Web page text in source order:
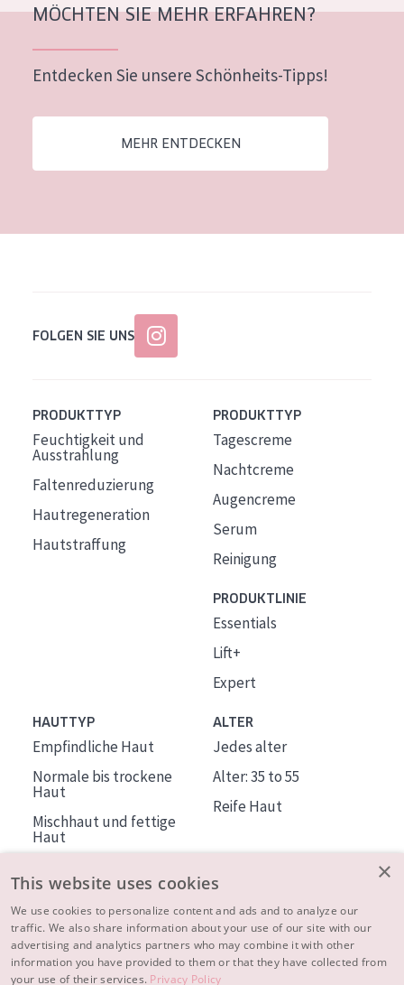
Mischhaut und fettige Haut
Reife Haut
Der Sonne ausgesetzte Haut
Jedes alter
Reife Haut
MÖCHTEN SIE MEHR ERFAHREN?
Entdecken Sie unsere Schönheits-Tipps!
MEHR ENTDECKEN
FOLGEN SIE UNS
PRODUKTTYP
Feuchtigkeit und
Ausstrahlung
Faltenreduzierung
Hautregeneration
Hautstraffung
PRODUKTTYP
Tagescreme
Nachtcreme
Augencreme
Serum
Reinigung
PRODUKTLINIE
Essentials
Lift+
Expert
HAUTTYP
Empfindliche Haut
Normale bis trockene
Haut
Mischhaut und fettige
Haut
Haut
ALTER
Jedes alter
Alter: 35 to 55
Reife Haut
ÜBER DIADERMINE
Mehr über uns
×
This website uses cookies
We use cookies to personalize content and ads and to analyze our
traffic. We also share information about your use of our site with our
advertising and analytics partners who may combine it with other
information you have provided to them or that they have collected from
your use of their services. Privacy Policy